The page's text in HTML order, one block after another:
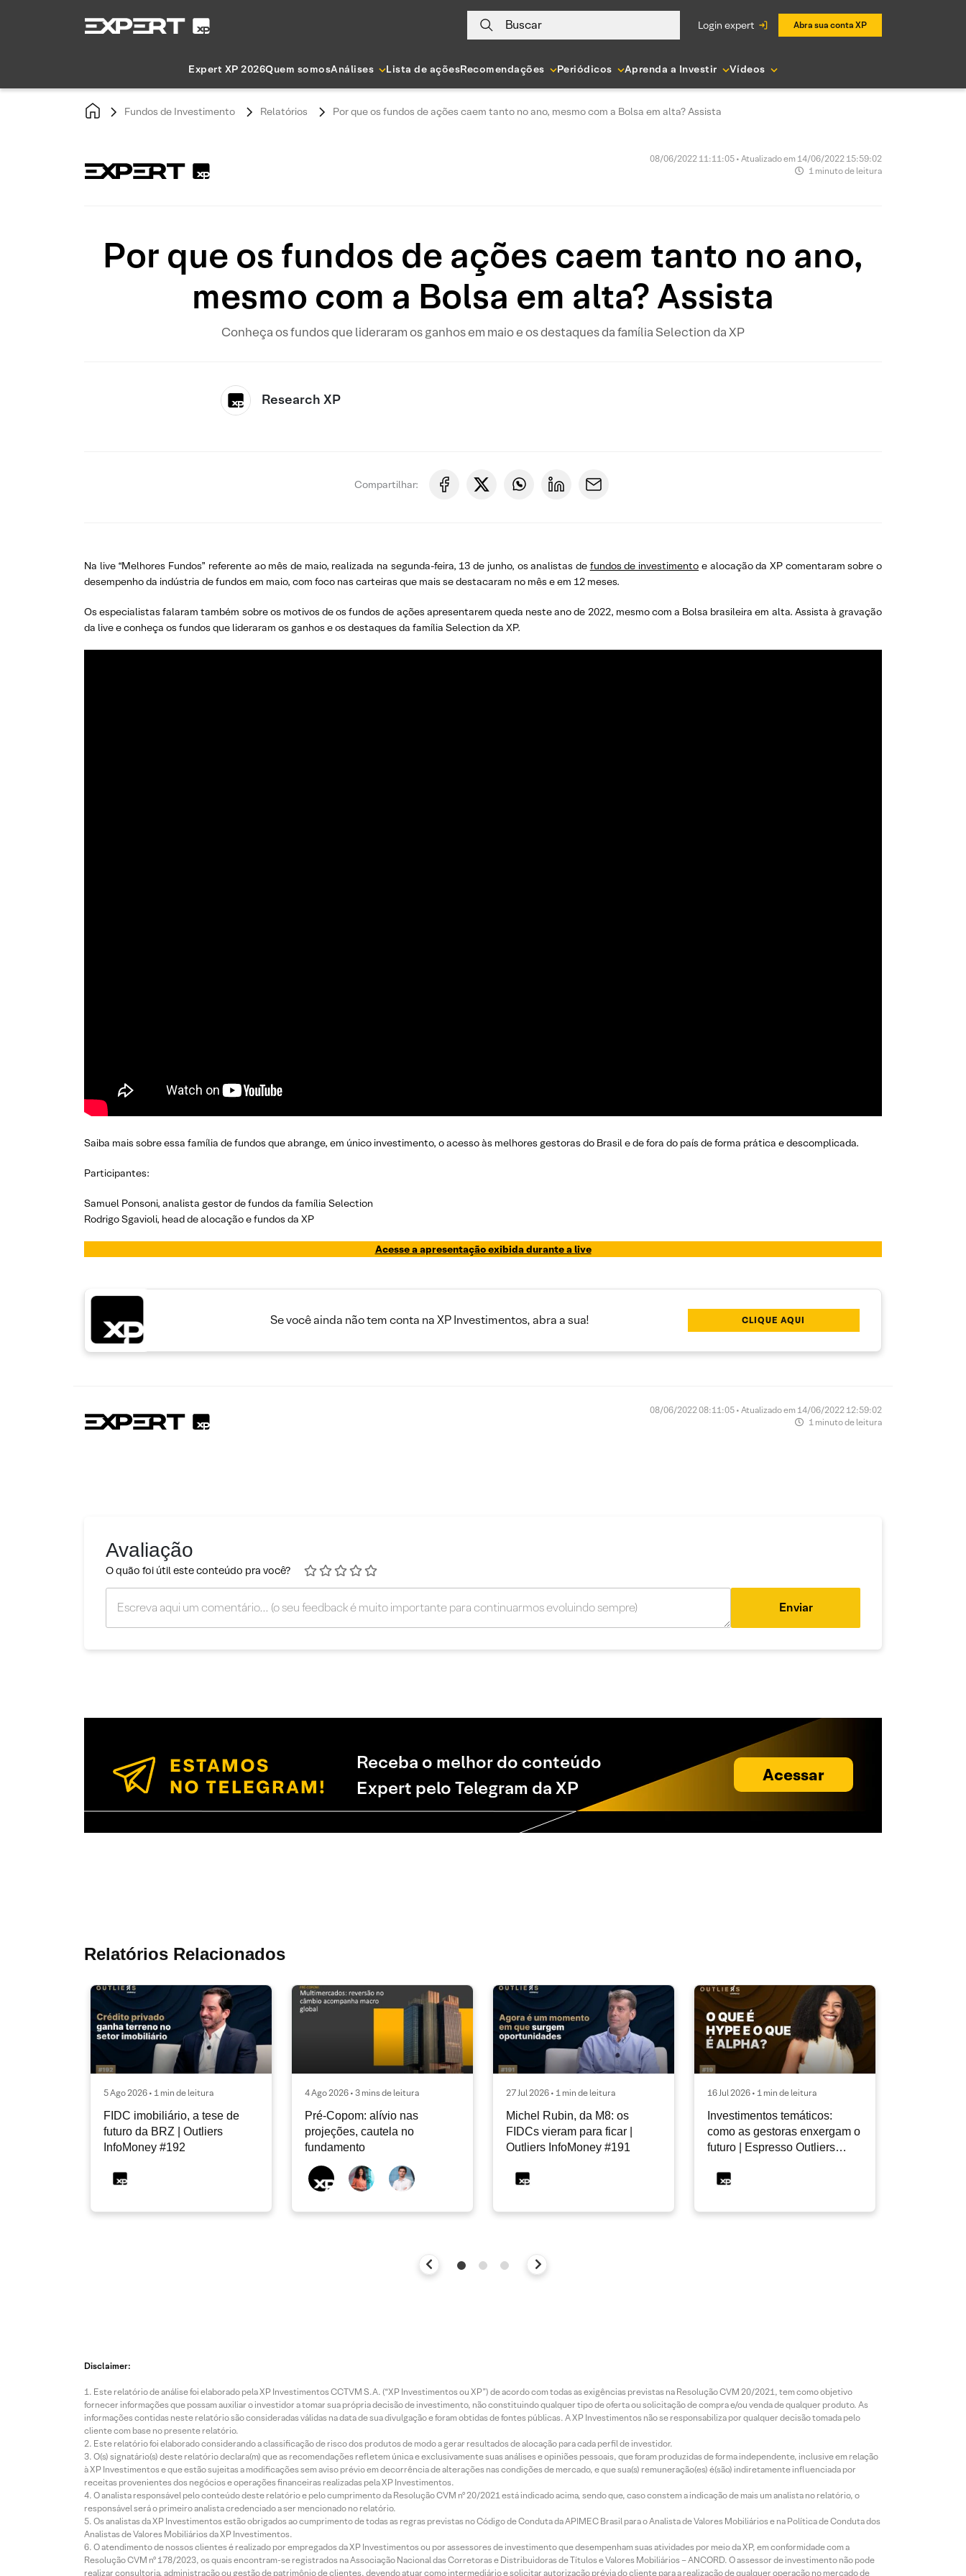
Buscar login expert Abra sua conta XP
Expert XP 2026Quem somosAnálises Lista de açõesRecomendações Periódicos Aprenda a Investir Vídeos
Fundos de Investimento Relatórios Por que os fundos de ações caem tanto no ano, mesmo com a Bolsa em alta? Assista
08/06/2022 11:11:05 • Atualizado em 14/06/2022 15:59:02
1 minuto de leitura
Por que os fundos de ações caem tanto no ano,
mesmo com a Bolsa em alta? Assista
Conheça os fundos que lideraram os ganhos em maio e os destaques da família Selection da XP
Research XP
Compartilhar:
Na live “Melhores Fundos” referente ao mês de maio, realizada na segunda-feira, 13 de junho, os analistas de fundos de investimento e alocação da XP comentaram sobre o
desempenho da indústria de fundos em maio, com foco nas carteiras que mais se destacaram no mês e em 12 meses.
Os especialistas falaram também sobre os motivos de os fundos de ações apresentarem queda neste ano de 2022, mesmo com a Bolsa brasileira em alta. Assista à gravação
da live e conheça os fundos que lideraram os ganhos e os destaques da família Selection da XP.
Saiba mais sobre essa família de fundos que abrange, em único investimento, o acesso às melhores gestoras do Brasil e de fora do país de forma prática e descomplicada.
Participantes:
Samuel Ponsoni, analista gestor de fundos da família Selection
Rodrigo Sgavioli, head de alocação e fundos da XP
Acesse a apresentação exibida durante a live
Se você ainda não tem conta na XP Investimentos, abra a sua! CLIQUE AQUI
08/06/2022 08:11:05 • Atualizado em 14/06/2022 12:59:02
1 minuto de leitura
Avaliação
O quão foi útil este conteúdo pra você?
Enviar
Receba o melhor do conteúdo
Expert pelo Telegram da XP
Acessar
Relatórios Relacionados
5 Ago 2026 • 1 min de leitura
FIDC imobiliário, a tese de
futuro da BRZ | Outliers
InfoMoney #192
4 Ago 2026 • 3 mins de leitura
Pré-Copom: alívio nas
projeções, cautela no
fundamento
27 Jul 2026 • 1 min de leitura
Michel Rubin, da M8: os
FIDCs vieram para ficar |
Outliers InfoMoney #191
16 Jul 2026 • 1 min de leitura
Investimentos temáticos:
como as gestoras enxergam o
futuro | Espresso Outliers
Disclaimer:
Este relatório de análise foi elaborado pela XP Investimentos CCTVM S.A. (“XP Investimentos ou XP”) de acordo com todas as exigências previstas na Resolução CVM 20/2021, tem como objetivo
fornecer informações que possam auxiliar o investidor a tomar sua própria decisão de investimento, não constituindo qualquer tipo de oferta ou solicitação de compra e/ou venda de qualquer produto. As
informações contidas neste relatório são consideradas válidas na data de sua divulgação e foram obtidas de fontes públicas. A XP Investimentos não se responsabiliza por qualquer decisão tomada pelo
cliente com base no presente relatório.
Este relatório foi elaborado considerando a classificação de risco dos produtos de modo a gerar resultados de alocação para cada perfil de investidor.
O(s) signatário(s) deste relatório declara(m) que as recomendações refletem única e exclusivamente suas análises e opiniões pessoais, que foram produzidas de forma independente, inclusive em relação
à XP Investimentos e que estão sujeitas a modificações sem aviso prévio em decorrência de alterações nas condições de mercado, e que sua(s) remuneração(es) é(são) indiretamente influenciada por
receitas provenientes dos negócios e operações financeiras realizadas pela XP Investimentos.
O analista responsável pelo conteúdo deste relatório e pelo cumprimento da Resolução CVM nº 20/2021 está indicado acima, sendo que, caso constem a indicação de mais um analista no relatório, o
responsável será o primeiro analista credenciado a ser mencionado no relatório.
Os analistas da XP Investimentos estão obrigados ao cumprimento de todas as regras previstas no Código de Conduta da APIMEC Brasil para o Analista de Valores Mobiliários e na Política de Conduta dos
Analistas de Valores Mobiliários da XP Investimentos.
O atendimento de nossos clientes é realizado por empregados da XP Investimentos ou por assessores de investimento que desempenham suas atividades por meio da XP, em conformidade com a
Resolução CVM nº 178/2023, os quais encontram-se registrados na Associação Nacional das Corretoras e Distribuidoras de Títulos e Valores Mobiliários – ANCORD. O assessor de investimento não pode
realizar consultoria, administração ou gestão de patrimônio de clientes, devendo atuar como intermediário e solicitar autorização prévia do cliente para a realização de qualquer operação no mercado de